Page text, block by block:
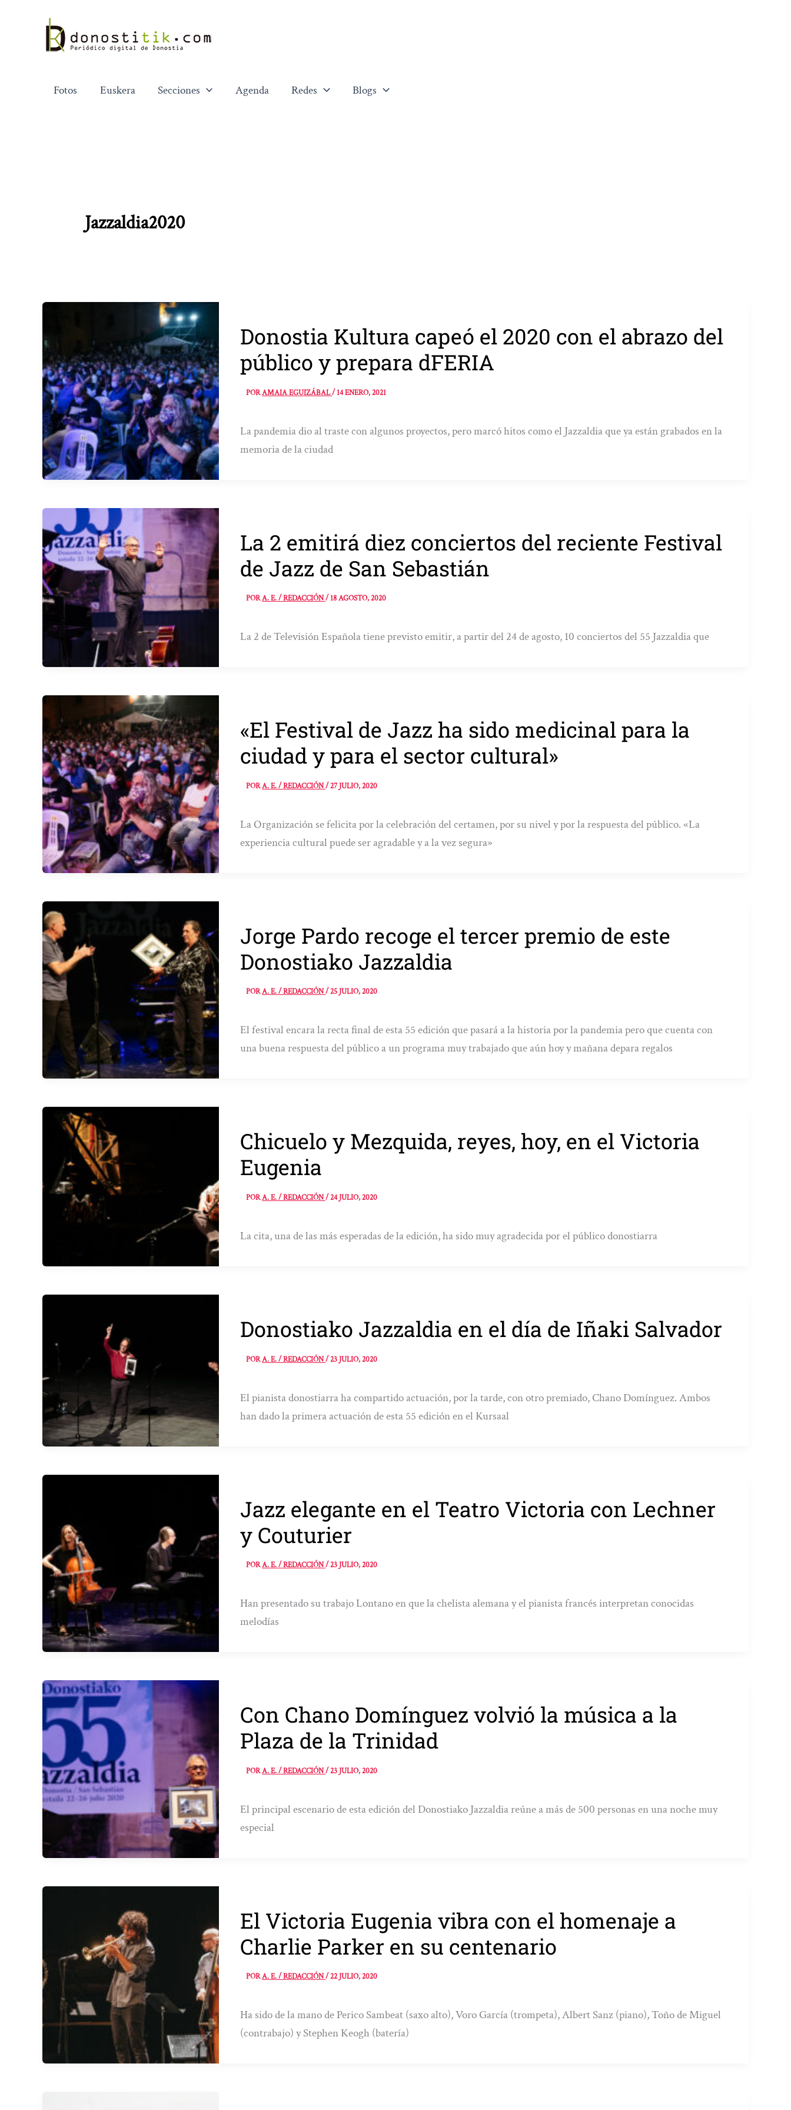
contenido
Fotos Euskera Secciones Agenda Redes Blogs
Jazzaldia2020
Donostia Kultura capeó el 2020 con el abrazo del
público y prepara dFERIA
PORAMAIA EGUIZÁBAL/14 ENERO, 2021
La pandemia dio al traste con algunos proyectos, pero marcó hitos como el Jazzaldia que ya están grabados en la
memoria de la ciudad
La 2 emitirá diez conciertos del reciente Festival
de Jazz de San Sebastián
PORA. E. / REDACCIÓN/18 AGOSTO, 2020
La 2 de Televisión Española tiene previsto emitir, a partir del 24 de agosto, 10 conciertos del 55 Jazzaldia que
«El Festival de Jazz ha sido medicinal para la
ciudad y para el sector cultural»
PORA. E. / REDACCIÓN/27 JULIO, 2020
La Organización se felicita por la celebración del certamen, por su nivel y por la respuesta del público. «La
experiencia cultural puede ser agradable y a la vez segura»
Jorge Pardo recoge el tercer premio de este
Donostiako Jazzaldia
PORA. E. / REDACCIÓN/25 JULIO, 2020
El festival encara la recta final de esta 55 edición que pasará a la historia por la pandemia pero que cuenta con
una buena respuesta del público a un programa muy trabajado que aún hoy y mañana depara regalos
Chicuelo y Mezquida, reyes, hoy, en el Victoria
Eugenia
PORA. E. / REDACCIÓN/24 JULIO, 2020
La cita, una de las más esperadas de la edición, ha sido muy agradecida por el público donostiarra
Donostiako Jazzaldia en el día de Iñaki Salvador
PORA. E. / REDACCIÓN/23 JULIO, 2020
El pianista donostiarra ha compartido actuación, por la tarde, con otro premiado, Chano Domínguez. Ambos
han dado la primera actuación de esta 55 edición en el Kursaal
Jazz elegante en el Teatro Victoria con Lechner
y Couturier
PORA. E. / REDACCIÓN/23 JULIO, 2020
Han presentado su trabajo Lontano en que la chelista alemana y el pianista francés interpretan conocidas
melodías
Con Chano Domínguez volvió la música a la
Plaza de la Trinidad
PORA. E. / REDACCIÓN/23 JULIO, 2020
El principal escenario de esta edición del Donostiako Jazzaldia reúne a más de 500 personas en una noche muy
especial
El Victoria Eugenia vibra con el homenaje a
Charlie Parker en su centenario
PORA. E. / REDACCIÓN/22 JULIO, 2020
Ha sido de la mano de Perico Sambeat (saxo alto), Voro García (trompeta), Albert Sanz (piano), Toño de Miguel
(contrabajo) y Stephen Keogh (batería)